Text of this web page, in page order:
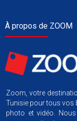
À propos de ZOOM
Zoom, votre
Tunisie pour tous vos
photo et vidéo.